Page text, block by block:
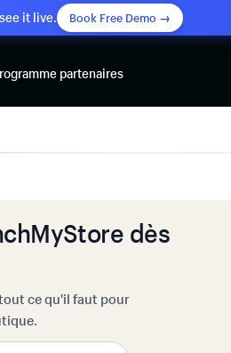
it live. Book Free Demo →
partenaires
dès
ce qu'il faut pour